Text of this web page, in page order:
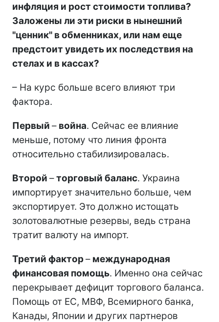
инфляция и рост стоимости топлива?
Заложены ли эти риски в нынешний
"ценник" в обменниках, или нам еще
предстоит увидеть их последствия на
стелах и в кассах?
– На курс больше всего влияют три
фактора.
Первый – война. Сейчас ее влияние
меньше, потому что линия фронта
относительно стабилизировалась.
Второй –торговый баланс. Украина
импортирует значительно больше, чем
экспортирует. Это должно истощать
золотовалютные резервы, ведь страна
тратит валюту на импорт.
Третий фактор– международная
финансовая помощь. Именно она сейчас
перекрывает дефицит торгового баланса.
Помощь от ЕС, МВФ, Всемирного банка,
Канады, Японии и других партнеров